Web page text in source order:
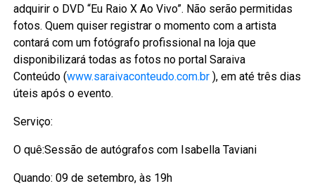
adquirir o DVD “Eu Raio X Ao Vivo”. Não serão permitidas
fotos. Quem quiser registrar o momento com a artista
contará com um fotógrafo profissional na loja que
disponibilizará todas as fotos no portal Saraiva
Conteúdo (www.saraivaconteudo.com.br ), em até três dias
úteis após o evento.
Serviço:
O quê:Sessão de autógrafos com Isabella Taviani
Quando: 09 de setembro, às 19h